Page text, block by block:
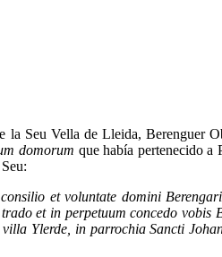
la Seu Vella de Lleida, Berenguer
domorum que había pertenecido
et voluntate domini
et in perpetuum concedo vobis
Ylerde, in parrochia Sancti